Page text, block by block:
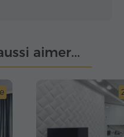
aimer...